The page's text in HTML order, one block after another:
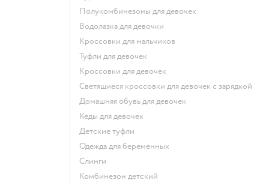
Полукомбинезоны для девочек
Водолазка для девочки
Кроссовки для мальчиков
Туфли для девочек
Кроссовки для девочек
Светящиеся кроссовки для девочек с зарядкой
Домашняя обувь для девочек
Кеды для девочек
Детские туфли
Одежда для беременных
Слинги
Комбинезон детский